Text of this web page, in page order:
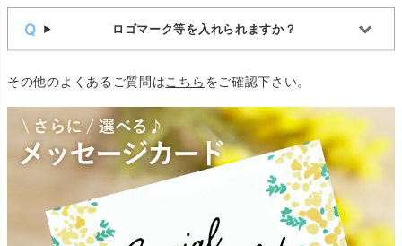
ロゴマーク等を入れられますか？
その他のよくあるご質問はこちら をご確認下さい。